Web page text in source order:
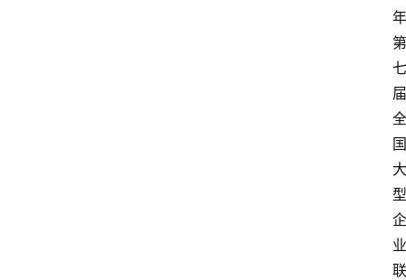
年
第
七
届
全
国
大
型
企
业
联